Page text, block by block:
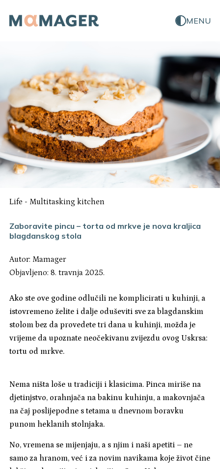
MENU
Life - Multitasking kitchen
Zaboravite pincu – torta od mrkve je nova kraljica
blagdanskog stola
Autor: Mamager
Objavljeno: 8. travnja 2025.
Ako ste ove godine odlučili ne komplicirati u kuhinji, a
istovremeno želite i dalje oduševiti sve za blagdanskim
stolom bez da provedete tri dana u kuhinji, možda je
vrijeme da upoznate neočekivanu zvijezdu ovog Uskrsa:
tortu od mrkve.
Nema ništa loše u tradiciji i klasicima. Pinca miriše na
djetinjstvo, orahnjača na bakinu kuhinju, a makovnjača
na čaj poslijepodne s tetama u dnevnom boravku
punom heklanih stolnjaka.
No, vremena se mijenjaju, a s njim i naši apetiti – ne
samo za hranom, već i za novim navikama koje život čine